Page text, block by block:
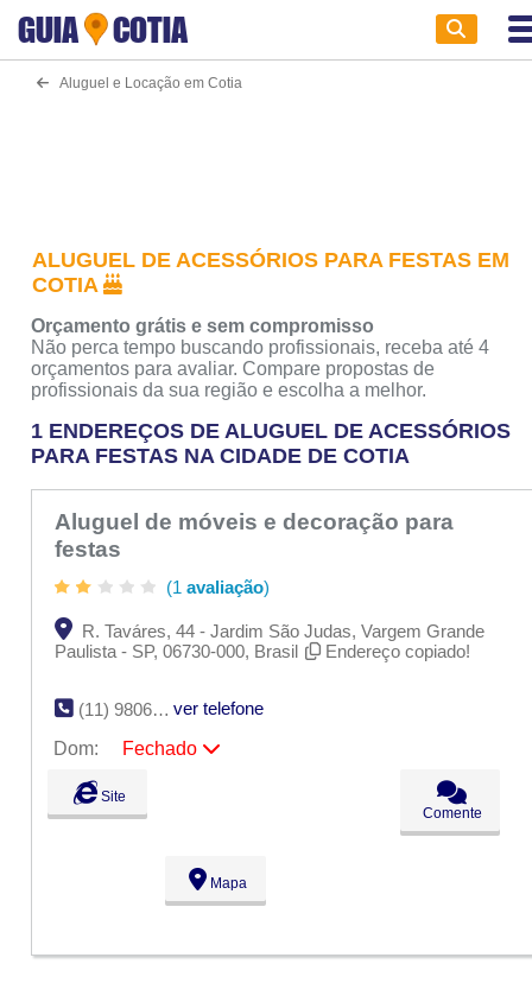
GUIA COTIA
Aluguel e Locação em Cotia
ALUGUEL DE ACESSÓRIOS PARA FESTAS EM
COTIA
Orçamento grátis e sem compromisso
Não perca tempo buscando profissionais, receba até 4
orçamentos para avaliar. Compare propostas de
profissionais da sua região e escolha a melhor.
1 ENDEREÇOS DE ALUGUEL DE ACESSÓRIOS
PARA FESTAS NA CIDADE DE COTIA
Aluguel de móveis e decoração para
festas
(1 avaliação)
R. Taváres, 44 - Jardim São Judas, Vargem Grande
Paulista - SP, 06730-000, Brasil
Endereço copiado!
(11) 98065-0194
ver telefone
Dom:
Fechado
Seg:
Ter:
Qua:
09:00 - 18:00
09:00 - 18:00
Fechado
Fechado
Site
Comente
Mapa